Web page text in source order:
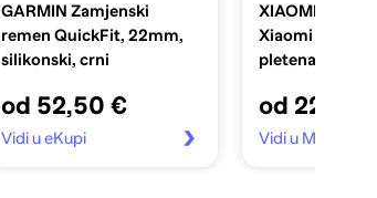
GARMIN Zamjenski
remen QuickFit, 22mm,
silikonski, crni
od 52,50 €
Vidi u eKupi
XIAOMI
Xiaomi Smart
pletena, žuta
od 22,00
Vidi u Moj-toner